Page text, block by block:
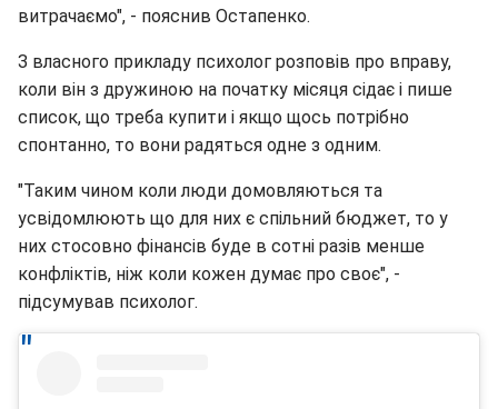
витрачаємо", - пояснив Остапенко.
З власного прикладу психолог розповів про вправу,
коли він з дружиною на початку місяця сідає і пише
список, що треба купити і якщо щось потрібно
спонтанно, то вони радяться одне з одним.
"Таким чином коли люди домовляються та
усвідомлюють що для них є спільний бюджет, то у
них стосовно фінансів буде в сотні разів менше
конфліктів, ніж коли кожен думає про своє", -
підсумував психолог.